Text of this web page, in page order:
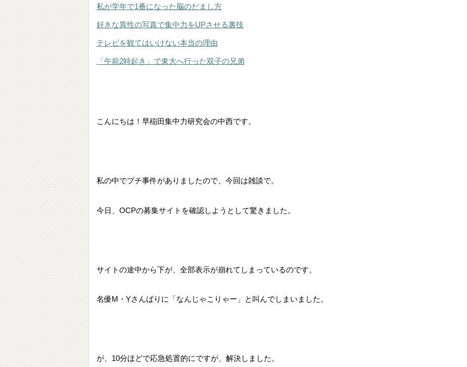
私が学年で1番になった脳のだまし方
好きな異性の写真で集中力をUPさせる裏技
テレビを観てはいけない本当の理由
「午前2時起き」で東大へ行った双子の兄弟
こんにちは！早稲田集中力研究会の中西です。
私の中でプチ事件がありましたので、今回は雑談で。
今日、OCPの募集サイトを確認しようとして驚きました。
サイトの途中から下が、全部表示が崩れてしまっているのです。
名優M・Yさんばりに「なんじゃこりゃー」と叫んでしまいました。
が、10分ほどで応急処置的にですが、解決しました。